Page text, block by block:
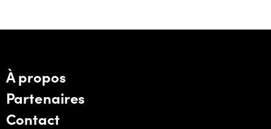
À propos
Partenaires
Contact